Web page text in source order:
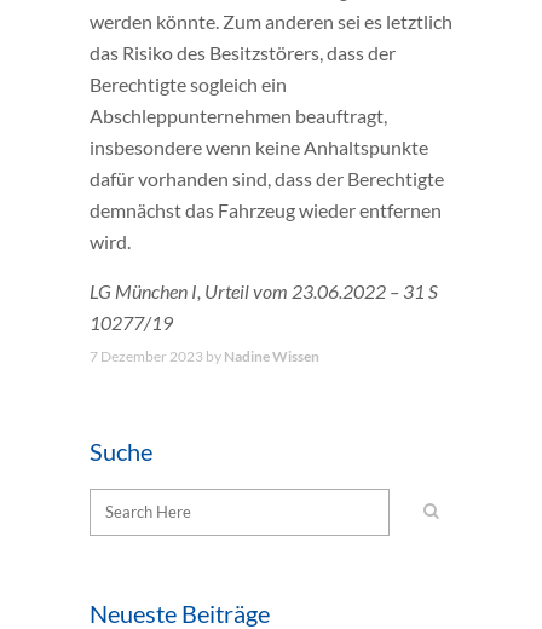
werden könnte. Zum anderen sei es letztlich
das Risiko des Besitzstörers, dass der
Berechtigte sogleich ein
Abschleppunternehmen beauftragt,
insbesondere wenn keine Anhaltspunkte
dafür vorhanden sind, dass der Berechtigte
demnächst das Fahrzeug wieder entfernen
wird.
LG München I, Urteil vom 23.06.2022 – 31 S
10277/19
7 Dezember 2023 by Nadine Wissen
Suche
Neueste Beiträge